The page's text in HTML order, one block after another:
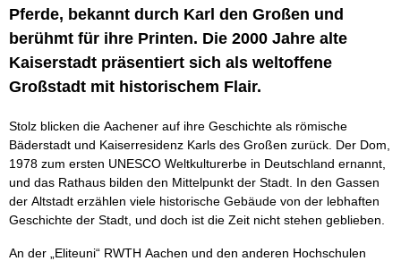
Pferde, bekannt durch Karl den Großen und
berühmt für ihre Printen. Die 2000 Jahre alte
Kaiserstadt präsentiert sich als weltoffene
Großstadt mit historischem Flair.
Stolz blicken die Aachener auf ihre Geschichte als römische
Bäderstadt und Kaiserresidenz Karls des Großen zurück. Der Dom,
1978 zum ersten UNESCO Weltkulturerbe in Deutschland ernannt,
und das Rathaus bilden den Mittelpunkt der Stadt. In den Gassen
der Altstadt erzählen viele historische Gebäude von der lebhaften
Geschichte der Stadt, und doch ist die Zeit nicht stehen geblieben.
An der „Eliteuni“ RWTH Aachen und den anderen Hochschulen